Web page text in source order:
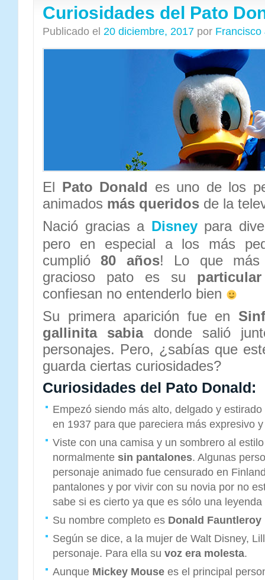
Curiosidades del Pato
Publicado el 20 diciembre, 2017 por Francisco
El Pato Donald es uno de los
animados más queridos de la
Nació gracias a Disneypara
pero en especial a los más
cumplió80 años! Lo que más
gracioso pato es su
confiesan no entenderlo bien
Su primera aparición fue en
gallinita sabiadonde salió
personajes. Pero, ¿sabías que
guarda ciertas curiosidades?
Curiosidades del Pato Donald:
Empezó siendo más alto, delgado y
en 1937 para que pareciera más expresivo
Viste con una camisa y un sombrero al
normalmente sin pantalones. Algunas
personaje animado fue censurado en
pantalones y por vivir con su novia por no
sabe si es cierto ya que es sólo una leyenda
Su nombre completo es Donald Fauntleroy
Según se dice, a la mujer de Walt Disney,
personaje. Para ella su voz era molesta.
Aunque Mickey Mouse es el principal